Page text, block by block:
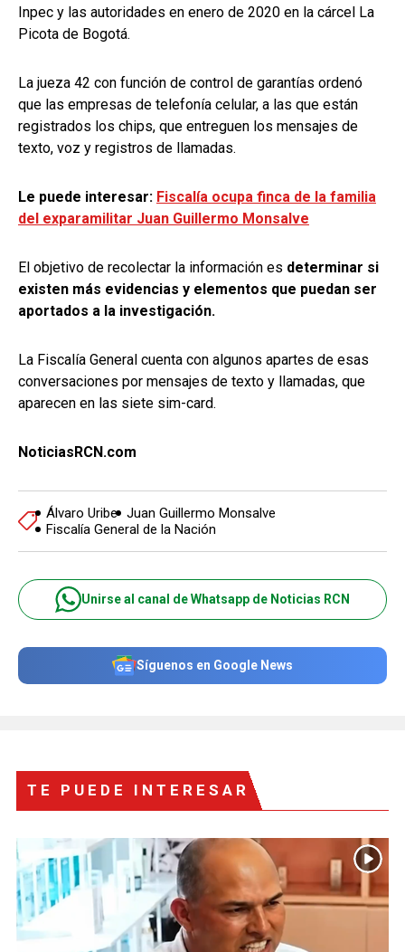
Inpec y las autoridades en enero de 2020 en la cárcel La
Picota de Bogotá.
La jueza 42 con función de control de garantías ordenó
que las empresas de telefonía celular, a las que están
registrados los chips, que entreguen los mensajes de
texto, voz y registros de llamadas.
Le puede interesar: Fiscalía ocupa finca de la familia
del exparamilitar Juan Guillermo Monsalve
El objetivo de recolectar la información es determinar si
existen más evidencias y elementos que puedan ser
aportados a la investigación.
La Fiscalía General cuenta con algunos apartes de esas
conversaciones por mensajes de texto y llamadas, que
aparecen en las siete sim-card.
NoticiasRCN.com
Álvaro Uribe Juan Guillermo Monsalve
Fiscalía General de la Nación
Unirse al canal de Whatsapp de Noticias RCN
Síguenos en Google News
TE PUEDE INTERESAR